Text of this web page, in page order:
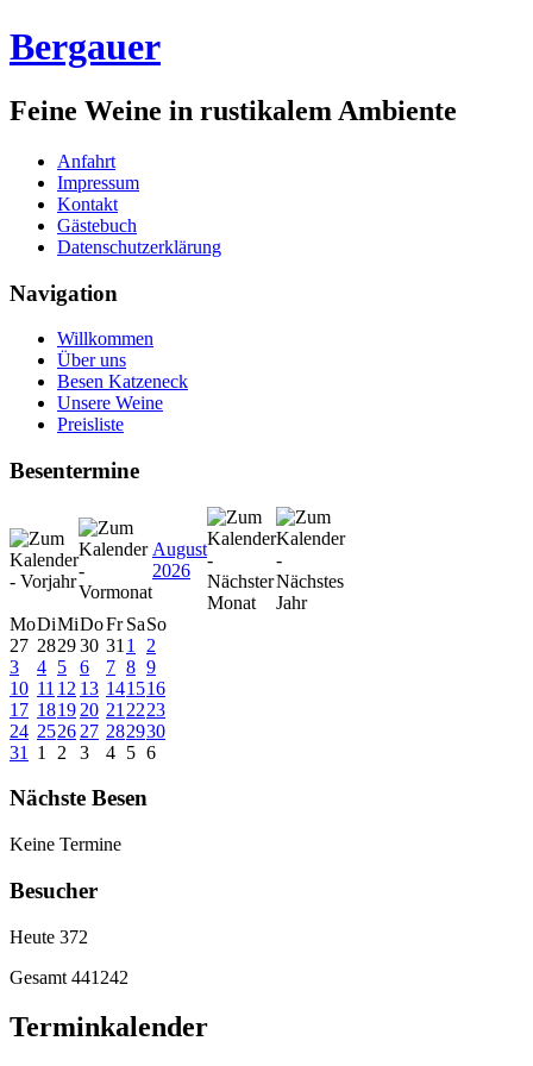
Bergauer
Feine Weine in rustikalem Ambiente
Anfahrt
Impressum
Kontakt
Gästebuch
Datenschutzerklärung
Navigation
Willkommen
Über uns
Besen Katzeneck
Unsere Weine
Preisliste
Besentermine
August
2026
MoDiMiDoFr SaSo
27 282930 31 1
2
3
4 5 6 7 8 9
10 11 12 13 141516
17 1819 20 21 2223
24 2526 27 282930
31
1 2 3 4 5 6
Nächste Besen
Keine Termine
Besucher
Heute 372
Gesamt 441242
Terminkalender